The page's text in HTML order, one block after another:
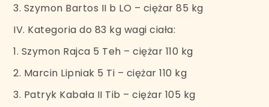
3. Szymon Bartos II b LO – ciężar 85 kg
IV. Kategoria do 83 kg wagi ciała:
1. Szymon Rajca 5 Teh – ciężar 110 kg
2. Marcin Lipniak 5 Ti – ciężar 110 kg
3. Patryk Kabała II Tib – ciężar 105 kg